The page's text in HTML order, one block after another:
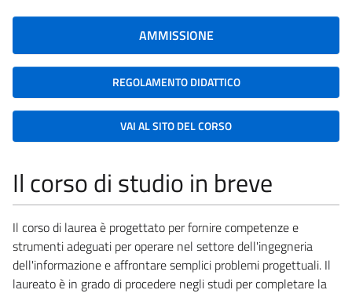
AMMISSIONE
REGOLAMENTO DIDATTICO
VAI AL SITO DEL CORSO
Il corso di studio in breve
Il corso di laurea è progettato per fornire competenze e
strumenti adeguati per operare nel settore dell'ingegneria
dell'informazione e affrontare semplici problemi progettuali. Il
laureato è in grado di procedere negli studi per completare la